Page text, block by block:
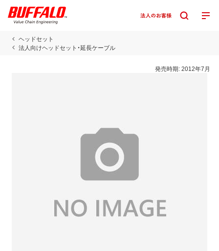
ヘッドセット
法人向けヘッドセット・延長ケーブル
発売時期:2012年7月